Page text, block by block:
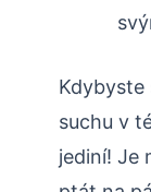
Kdybyste
suchu v
jediní! Je